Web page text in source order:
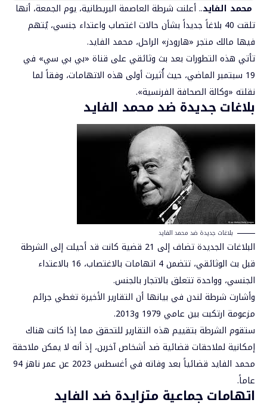
محمد الفايد.. أعلنت شرطة العاصمة البريطانية، يوم الجمعة، أنها
تلقت 40 بلاغاً جديداً بشأن حالات اغتصاب واعتداء جنسي، يُتهم
فيها مالك متجر «هارودز» الراحل، محمد الفايد.
تأتي هذه التطورات بعد بث وثائقي على قناة «بي بي سي» في
19 سبتمبر الماضي، حيث أُثيرت أولى هذه الاتهامات، وفقاً لما
نقلته «وكالة الصحافة الفرنسية».
بلاغات جديدة ضد محمد الفايد
بلاغات جديدة ضد محمد الفايد
البلاغات الجديدة تضاف إلى 21 قضية كانت قد أحيلت إلى الشرطة
قبل بث الوثائقي، تتضمن 4 اتهامات بالاغتصاب، 16
بالاعتداء
الجنسي، وواحدة تتعلق بالاتجار بالجنس.
وأشارت شرطة لندن في بيانها أن التقارير الأخيرة تغطي جرائم
مزعومة ارتكبت بين عامي 1979 و2013.
ستقوم الشرطة بتقييم هذه التقارير للتحقق مما إذا كانت هناك
إمكانية لملاحقات قضائية ضد أشخاص آخرين، إذ أنه لا يمكن ملاحقة
محمد الفايد
قضائياً بعد وفاته في أغسطس 2023 عن عمر ناهز 94
عاماً.
اتهامات جماعية متزايدة ضد الفايد